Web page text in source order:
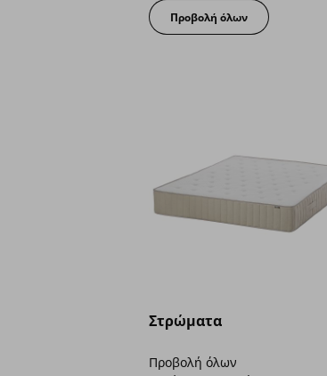
Προβολή όλων
Στρώματα
Προβολή όλων